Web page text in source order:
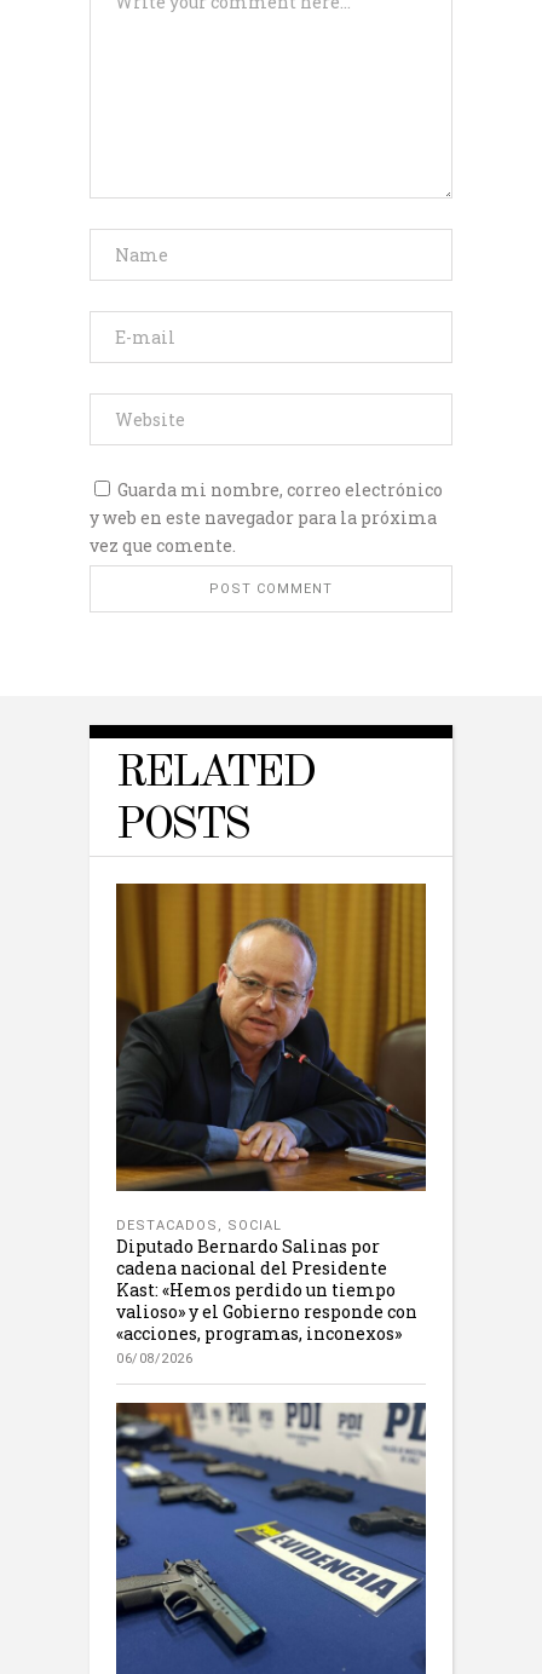
Guarda mi nombre, correo electrónico
y web en este navegador para la próxima
vez que comente.
RELATED
POSTS
DESTACADOS , SOCIAL
Diputado Bernardo Salinas por
cadena nacional del Presidente
Kast: «Hemos perdido un tiempo
valioso» y el Gobierno responde con
«acciones, programas, inconexos»
06/08/2026